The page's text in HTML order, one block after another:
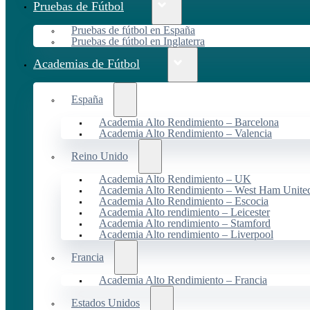
Pruebas de Fútbol
Pruebas de fútbol en España
Pruebas de fútbol en Inglaterra
Academias de Fútbol
España
Academia Alto Rendimiento – Barcelona
Academia Alto Rendimiento – Valencia
Reino Unido
Academia Alto Rendimiento – UK
Academia Alto Rendimiento – West Ham
Academia Alto Rendimiento – Escocia
Academia Alto rendimiento – Leicester
Academia Alto rendimiento – Stamford
Academia Alto rendimiento – Liverpool
Francia
Academia Alto Rendimiento – Francia
Estados Unidos